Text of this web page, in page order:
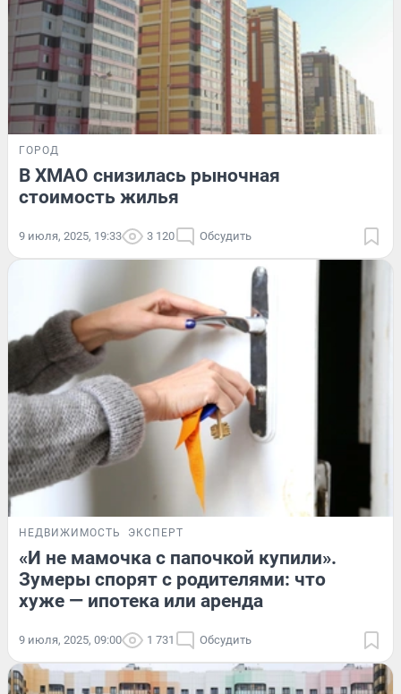
ГОРОД
В ХМАО снизилась рыночная
стоимость жилья
9 июля, 2025, 19:33 3 120 Обсудить
НЕДВИЖИМОСТЬ ЭКСПЕРТ
«И не мамочка с папочкой купили».
Зумеры спорят с родителями: что
хуже — ипотека или аренда
9 июля, 2025, 09:00 1 731 Обсудить